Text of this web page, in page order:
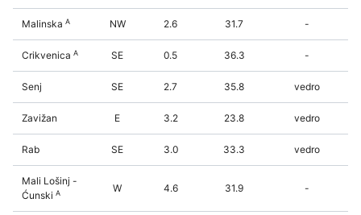
Malinska A NW 2.6 31.7 -
Crikvenica A SE 0.5 36.3 -
Senj SE 2.7 35.8 vedro
Zavižan E 3.2 23.8 vedro
Rab SE 3.0 33.3 vedro
Mali Lošinj -
Ćunski A W 4.6 31.9 -